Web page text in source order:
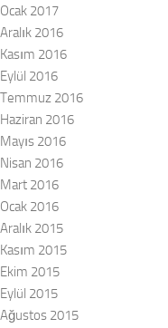
Ocak 2017
Aralık 2016
Kasım 2016
Eylül 2016
Temmuz 2016
Haziran 2016
Mayıs 2016
Nisan 2016
Mart 2016
Ocak 2016
Aralık 2015
Kasım 2015
Ekim 2015
Eylül 2015
Ağustos 2015